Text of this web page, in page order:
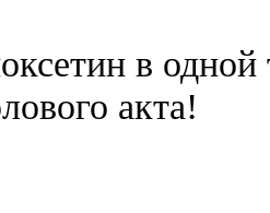
в одной
акта!